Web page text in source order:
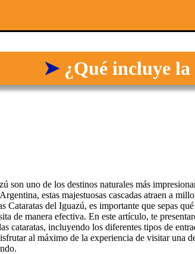
¿Qué incluye
son uno de los destinos naturales más
estas majestuosas cascadas atraen a
Cataratas del Iguazú, es importante que sepas
de manera efectiva. En este artículo, te
cataratas, incluyendo los diferentes tipos de
al máximo de la experiencia de visitar una